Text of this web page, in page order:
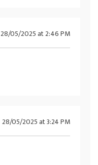
28/05/2025 at 2:46 PM
28/05/2025 at 3:24 PM